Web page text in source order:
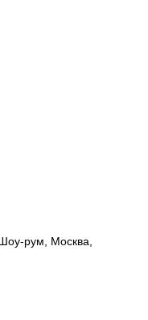
рум, Москва,